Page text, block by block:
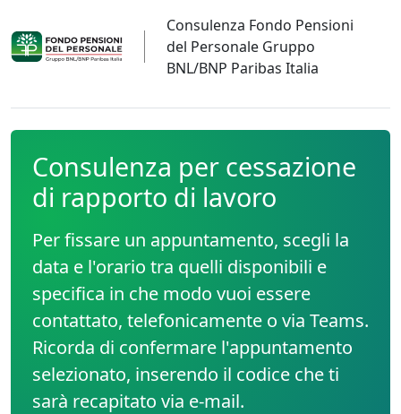
Consulenza Fondo Pensioni
del Personale Gruppo
BNL/BNP Paribas Italia
Consulenza per cessazione
di rapporto di lavoro
Per fissare un appuntamento, scegli la
data e l'orario tra quelli disponibili e
specifica in che modo vuoi essere
contattato, telefonicamente o via Teams.
Ricorda di confermare l'appuntamento
selezionato, inserendo il codice che ti
sarà recapitato via e-mail.